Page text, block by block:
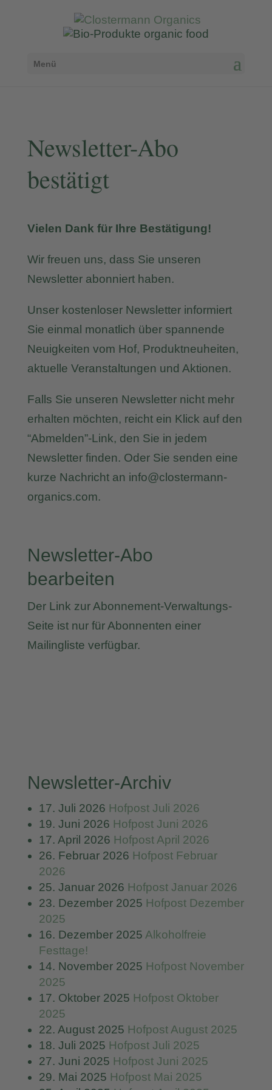
Menü
Newsletter-Abo
bestätigt
Vielen Dank für Ihre Bestätigung!
Wir freuen uns, dass Sie unseren
Newsletter abonniert haben.
Unser kostenloser Newsletter informiert
Sie einmal monatlich über spannende
Neuigkeiten vom Hof, Produktneuheiten,
aktuelle Veranstaltungen und Aktionen.
Falls Sie unseren Newsletter nicht mehr
erhalten möchten, reicht ein Klick auf den
“Abmelden”-Link, den Sie in jedem
Newsletter finden. Oder Sie senden eine
kurze Nachricht an info@clostermann-
organics.com.
Newsletter-Abo
bearbeiten
Der Link zur Abonnement-Verwaltungs-
Seite ist nur für Abonnenten einer
Mailingliste verfügbar.
Newsletter-Archiv
17. Juli 2026 Hofpost Juli 2026
19. Juni 2026 Hofpost Juni 2026
17. April 2026 Hofpost April 2026
26. Februar 2026 Hofpost Februar
2026
25. Januar 2026 Hofpost Januar 2026
23. Dezember 2025 Hofpost Dezember
2025
16. Dezember 2025 Alkoholfreie
Festtage!
14. November 2025 Hofpost November
2025
17. Oktober 2025 Hofpost Oktober
2025
22. August 2025 Hofpost August 2025
18. Juli 2025 Hofpost Juli 2025
27. Juni 2025 Hofpost Juni 2025
29. Mai 2025 Hofpost Mai 2025